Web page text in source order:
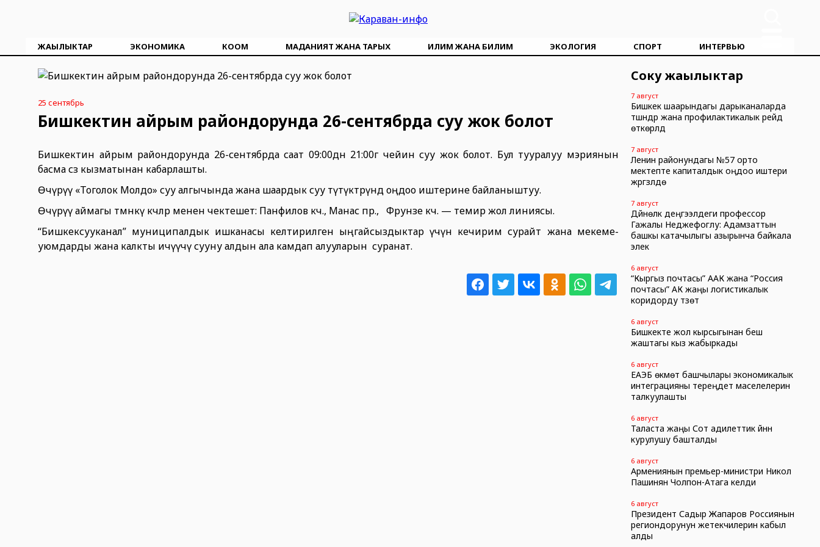
ЖАҢЫЛЫКТАР ЭКОНОМИКА КООМ МАДАНИЯТ ЖАНА ТАРЫХ ИЛИМ ЖАНА БИЛИМ ЭКОЛОГИЯ СПОРТ ИНТЕРВЬЮ
25 сентябрь
Бишкектин айрым райондорунда 26-сентябрда суу жок болот
Бишкектин айрым райондорунда 26-сентябрда саат 09:00дөн 21:00гө чейин суу жок болот. Бул тууралуу мэриянын
басма сөз кызматынан кабарлашты.
Өчүрүү «Тоголок Молдо» суу алгычында жана шаардык суу түтүктөрүндө оңдоо иштерине байланыштуу.
Өчүрүү аймагы төмөнкү көчөлөр менен чектешет: Панфилов көч., Манас пр., Фрунзе көч. — темир жол линиясы.
“Бишкексууканал” муниципалдык ишканасы келтирилген ыңгайсыздыктар үчүн кечирим сурайт жана мекеме-
уюмдарды жана калкты ичүүчү сууну алдын ала камдап алууларын суранат.
Соңку жаңылыктар
7 август
Бишкек шаарындагы дарыканаларда
түшүндүрүү жана профилактикалык рейд
өткөрүлдү
7 август
Ленин районундагы №57 орто
мектепте капиталдык оңдоо иштери
жүргүзүлүүдө
7 август
Дүйнөлүк деңгээлдеги профессор
Гажалы Неджефоглу: Адамзаттын
башкы катачылыгы азырынча байкала
элек
6 август
“Кыргыз почтасы” ААК жана “Россия
почтасы” АК жаңы логистикалык
коридорду түзөт
6 август
Бишкекте жол кырсыгынан беш
жаштагы кыз жабыркады
6 август
ЕАЭБ өкмөт башчылары экономикалык
интеграцияны тереңдетүү маселелерин
талкуулашты
6 август
Таласта жаңы Сот адилеттик үйүнүн
курулушу башталды
6 август
Армениянын премьер-министри Никол
Пашинян Чолпон-Атага келди
6 август
Президент Садыр Жапаров Россиянын
региондорунун жетекчилерин кабыл
алды